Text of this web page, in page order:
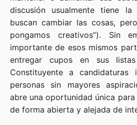
discusión usualmente tiene
buscan cambiar las cosas,
pongamos creativos”). Sin
importante de esos mismos
entregar cupos en sus
Constituyente a candidaturas
personas sin mayores
abre una oportunidad única
de forma abierta y alejada de